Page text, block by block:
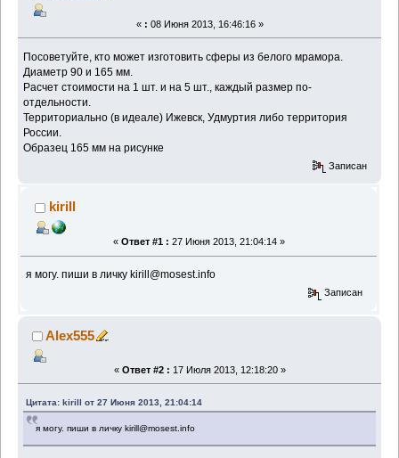
« : 08 Июня 2013, 16:46:16 »
Посоветуйте, кто может изготовить сферы из белого мрамора.
Диаметр 90 и 165 мм.
Расчет стоимости на 1 шт. и на 5 шт., каждый размер по-
отдельности.
Территориально (в идеале) Ижевск, Удмуртия либо территория
России.
Образец 165 мм на рисунке
Записан
kirill
« Ответ #1 : 27 Июня 2013, 21:04:14 »
я могу. пиши в личку kirill@mosest.info
Записан
Alex555
« Ответ #2 : 17 Июля 2013, 12:18:20 »
Цитата: kirill от 27 Июня 2013, 21:04:14
я могу. пиши в личку kirill@mosest.info